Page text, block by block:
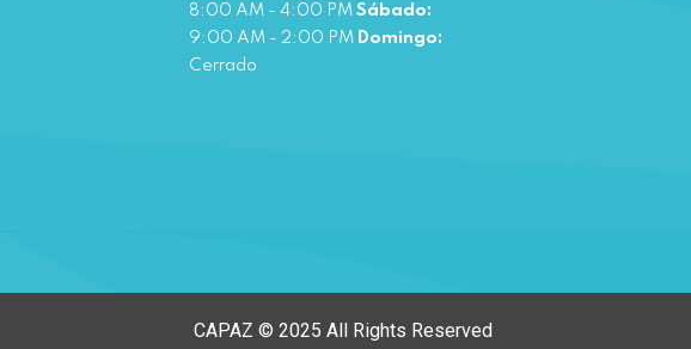
8:00 AM - 4:00 PM Sábado:
9:00 AM - 2:00 PM Domingo:
Cerrado
CAPAZ © 2025 All Rights Reserved